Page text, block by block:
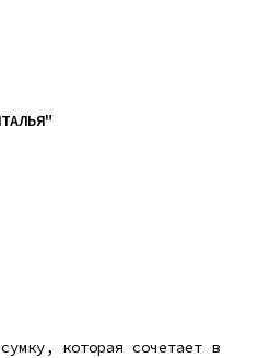
которая сочетает в